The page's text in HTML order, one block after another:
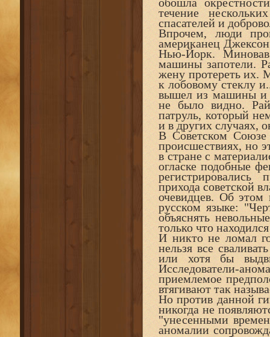
течение
спасателей и
Впрочем, люди
американец
Нью-Йорк.
машины запотели.
жену протереть их.
к лобовому стеклу
вышел из машины и
не было видно.
патруль, который
и в других случаях,
В Советском Союзе
происшествиях, но
в стране с
огласке подобные
прихода советской
очевидцев. Об этом
русском языке:
объяснять
только что
И никто не ломал
нельзя все
или хотя бы
Исследователи-
приемлемое
втягивают так
Но против данной
никогда не
"унесенными
аномалии